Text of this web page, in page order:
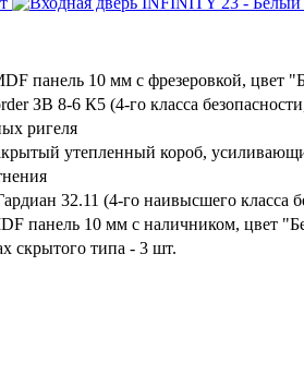
панель 10 мм с фрезеровкой, цвет
ЗВ 8-6 К5 (4-го класса
ригеля
утепленный короб,
32.11 (4-го наивысшего класса
панель 10 мм с наличником, цвет
скрытого типа - 3 шт.